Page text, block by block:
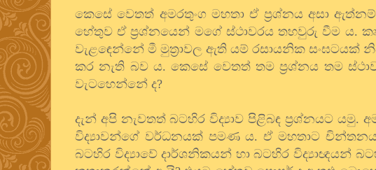
කෙසේ වෙතත් අමරතුංග මහතා ඒ ප්‍රශ්නය අසා
හේතුව ඒ ප්‍රශ්නයෙන් මගේ ස්ථාවරය තහවුරු වීම ය.
වැළඳෙන්නේ මී මුත්‍රාවල ඇති යම් රසායනික සංඝටයක්
කර නැති බව ය. කෙසේ වෙතත් තම ප්‍රශ්නය තම
වැටහෙන්නේ ද?
දැන් අපි නැවතත් බටහිර විද්‍යාව පිළිබඳ ප්‍රශ්නයට
විද්‍යාවන්ගේ වර්ධනයක් පමණ ය. ඒ මහතාට චින්තනය
බටහිර විද්‍යාවේ දාර්ශනිකයන් හා බටහිර විද්‍යාඥයන්